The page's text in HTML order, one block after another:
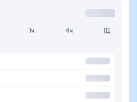
1ч 4ч 1Д